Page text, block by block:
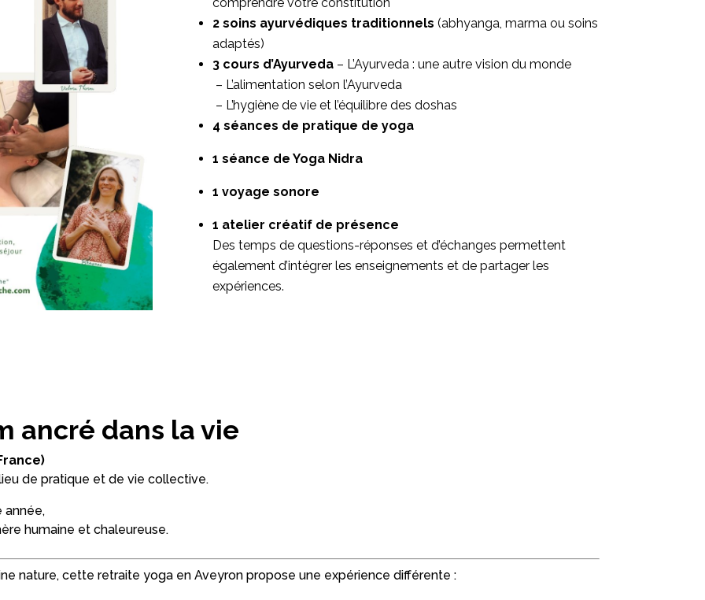
2 soins ayurvédiques traditionnels (abhyanga, marma ou soins
adaptés)
3 cours d’Ayurveda– L’Ayurveda : une autre vision du monde
– L’alimentation selon l’Ayurveda
– L’hygiène de vie et l’équilibre des doshas
4 séances de pratique de yoga
1 séance de Yoga Nidra
1 voyage sonore
1 atelier créatif de présence
Des temps de questions-réponses et d’échanges permettent
également d’intégrer les enseignements et de partager les
expériences.
ancré dans la vie
de pratique et de vie collective.
année,
humaine et chaleureuse.
nature, cette retraite yoga en Aveyron propose une expérience différente :